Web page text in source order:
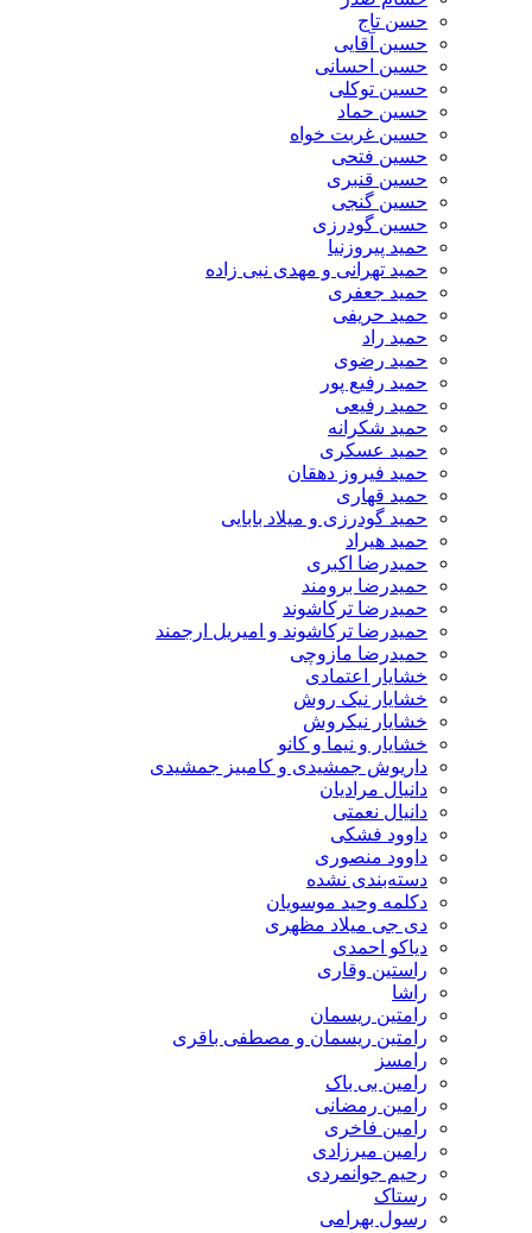
حسن تاج
حسین آقایی
حسین احسانی
حسین توکلی
حسین حماد
حسین غربت خواه
حسین فتحی
حسین قنبری
حسین گنجی
حسین گودرزی
حمید پیروزنیا
حمید تهرانی و مهدی نبی زاده
حمید جعفری
حمید حریفی
حمید راد
حمید رضوی
حمید رفیع پور
حمید رفیعی
حمید شکرانه
حمید عسکری
حمید فیروز دهقان
حمید قهاری
حمید گودرزی و میلاد بابایی
حمید هیراد
حمیدرضا اکبری
حمیدرضا برومند
حمیدرضا ترکاشوند
حمیدرضا ترکاشوند و امیریل ارجمند
حمیدرضا مازوچی
خشایار اعتمادی
خشایار نیک روش
خشایار نیکروش
خشایار و نیما و کانو
داریوش جمشیدی و کامبیز جمشیدی
دانیال مرادیان
دانیال نعمتی
داوود فشکی
داوود منصوری
دسته‌بندی نشده
دکلمه وحید موسویان
دی جی میلاد مظهری
دیاکو احمدی
راستین وقاری
راشا
رامتین ریسمان
رامتین ریسمان و مصطفی باقری
رامسز
رامین بی باک
رامین رمضانی
رامین فاخری
رامین میرزادی
رحیم جوانمردی
رستاک
رسول بهرامی